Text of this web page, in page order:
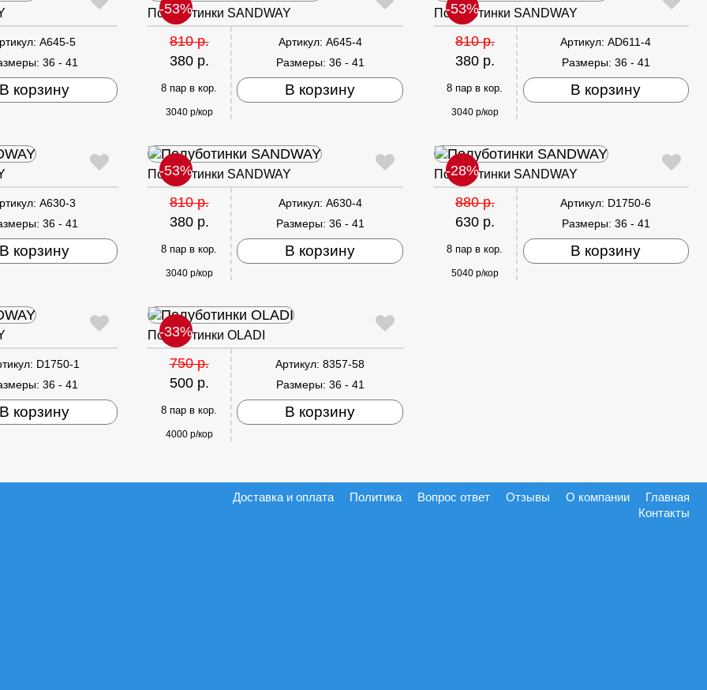
A645-5
36 - 41
В корзину
-53%
Полуботинки SANDWAY
810 р.
380 р.
8 пар в кор.
3040 р/кор
Артикул: A645-4
Размеры: 36 - 41
В корзину
-53%
Полуботинки SANDWAY
810 р.
380 р.
8 пар в кор.
3040 р/кор
Артикул:AD611-4
Размеры: 36 - 41
В корзину
A630-3
36 - 41
В корзину
-53%
Полуботинки SANDWAY
810 р.
380 р.
8 пар в кор.
3040 р/кор
Артикул: A630-4
Размеры: 36 - 41
В корзину
-28%
Полуботинки SANDWAY
880 р.
630 р.
8 пар в кор.
5040 р/кор
Артикул: D1750-6
Размеры: 36 - 41
В корзину
D1750-1
36 - 41
В корзину
-33%
Полуботинки OLADI
750 р.
500 р.
8 пар в кор.
4000 р/кор
Артикул:8357-58
Размеры: 36 - 41
В корзину
Главная
О компании
Отзывы
Вопрос ответ
Политика
Доставка и оплата
Контакты